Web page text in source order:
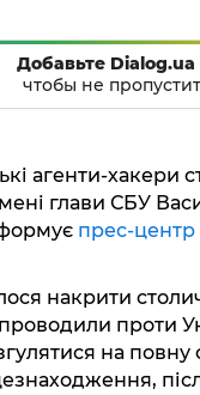
Добавьте Dialog.ua
чтобы не
агенти-хакери
глави СБУ
прес-центр
накрити
проти
на